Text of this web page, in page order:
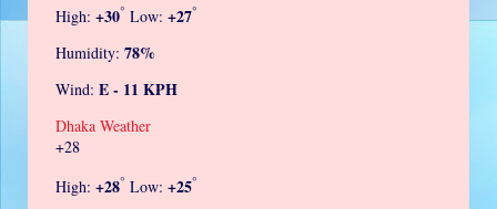
High: +30° Low: +27°
Humidity: 78%
Wind: E - 11 KPH
Dhaka Weather
+28
High: +28° Low: +25°